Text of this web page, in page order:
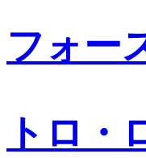
フォー
トロ・